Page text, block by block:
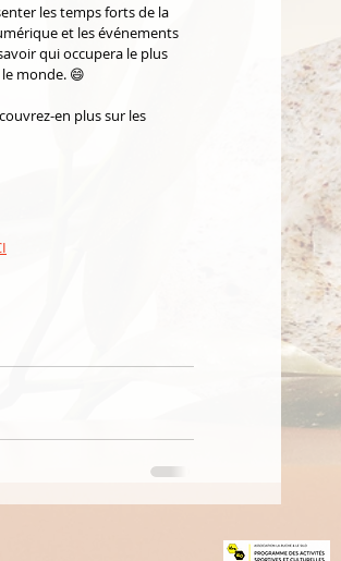
les temps forts de la
et les événements
qui occupera le plus
monde. 😄
en plus sur les